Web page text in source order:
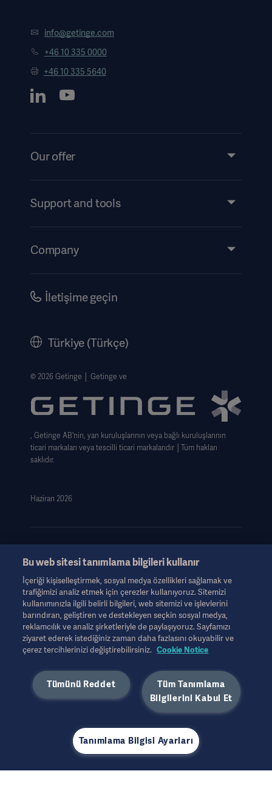
info@getinge.com
+46 10 335 0000
+46 10 335 5640
Our offer
Services
Support and tools
Events
Company
Careers
Web Si̇tesi̇ Gizlilik Politikası
Website use disclaimer
Cookie Notice
Data Subject Request Form
İletişime geçin
Türkiye (Türkçe)
© 2026 Getinge │ Getinge ve
, Getinge AB'nin, yan kuruluşlarının veya bağlı kuruluşlarının
ticari markaları veya tescilli ticari markalarıdır │Tüm hakları
saklıdır.
Haziran 2026
Bu bilgiler yalnızca sağlık uzmanlarına veya diğer profesyonel
izleyicilere yöneliktir ve yalnızca bilgilendirme amaçlıdır, kapsamlı
değildir ve bu nedenle Kullanım Talimatları, servis kılavuzu veya
tıbbi tavsiye yerine geçmemelidir. Getinge, bu materyale dayalı
olarak herhangi bir tarafın herhangi bir eylemi veya ihmali için
hiçbir sorumluluk veya yükümlülük kabul etmeyecektir ve
güvenme riski yalnızca kullanıcıya aittir.
bulunmayabilir veya buna izin verilmeyebilir. Bilgiler, Getinge'nin
yazılı izni olmadan tamamen veya kısmen kopyalanamaz veya
kullanılamaz.
Bu bilgi, ABD dışındaki uluslararası bir kitleye yöneliktir.
kişilere aittir ve Getinge'nin görüşlerini yansıtması veya temsil
etmesi gerekmez.
Bu web sitesi tanımlama bilgileri kullanır
İçeriği kişiselleştirmek, sosyal medya özellikleri sağlamak ve
trafiğimizi analiz etmek için çerezler kullanıyoruz. Sitemizi
kullanımınızla ilgili belirli bilgileri, web sitemizi ve işlevlerini
barındıran, geliştiren ve destekleyen seçkin sosyal medya,
reklamcılık ve analiz şirketleriyle de paylaşıyoruz. Sayfamızı
ziyaret ederek istediğiniz zaman daha fazlasını okuyabilir ve
çerez tercihlerinizi değiştirebilirsiniz. Cookie Notice
Tüm Tanımlama
Bilgilerini Kabul Et
Tümünü Reddet
Tanımlama Bilgisi Ayarları